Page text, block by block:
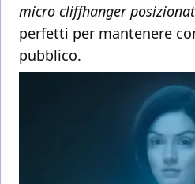
micro cliffhanger
perfetti per mantenere
pubblico.